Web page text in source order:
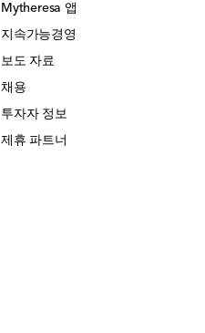
Mytheresa 앱
지속가능경영
보도 자료
채용
투자자 정보
제휴 파트너